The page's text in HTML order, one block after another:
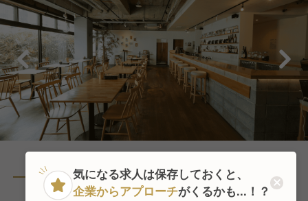
直近8人がこの求人を検討中
気になる求人は保存しておくと、
企業からアプローチがくるかも...！？